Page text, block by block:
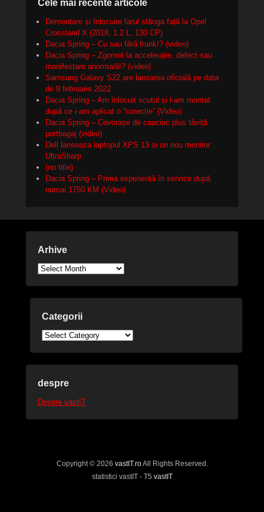
Cele mai recente articole
Demontare și înlocuire farul stânga față la Opel
Crossland X (2018, 1.2 L, 130 CP)
Dacia Spring – Cu sau fără frunk!? (video)
Dacia Spring – Zgomot la accelerație, defect sau
manifestare anormală!? (video)
Samsung Galaxy S22 are lansarea oficială pe data
de 9 februarie 2022
Dacia Spring – Am înlocuit scutul și l-am montat
după ce i-am aplicat o “corecție” (Video)
Dacia Spring – Covorașe de cauciuc plus tăviță
portbagaj (video)
Dell lanseaza laptopul XPS 13 si un nou monitor
UltraSharp
(no title)
Dacia Spring – Prima experiență în service după
numai 1750 KM (Video)
Arhive
Arhive
Categorii
Categorii
despre
Despre vastIT
Copyright © 2026 vastIT.roAll Rights Reserved.
statistici vastIT - T5 vastIT